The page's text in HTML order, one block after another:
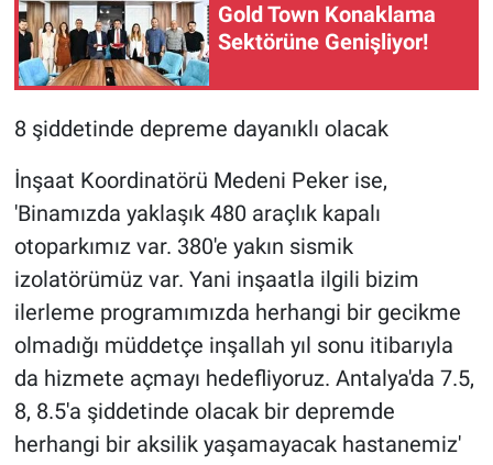
Gold Town Konaklama
Sektörüne Genişliyor!
8 şiddetinde depreme dayanıklı olacak
İnşaat Koordinatörü Medeni Peker ise,
'Binamızda yaklaşık 480 araçlık kapalı
otoparkımız var. 380'e yakın sismik
izolatörümüz var. Yani inşaatla ilgili bizim
ilerleme programımızda herhangi bir gecikme
olmadığı müddetçe inşallah yıl sonu itibarıyla
da hizmete açmayı hedefliyoruz. Antalya'da 7.5,
8, 8.5'a şiddetinde olacak bir depremde
herhangi bir aksilik yaşamayacak hastanemiz'